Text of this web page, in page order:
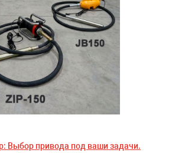
Выбор привода под ваши задачи.